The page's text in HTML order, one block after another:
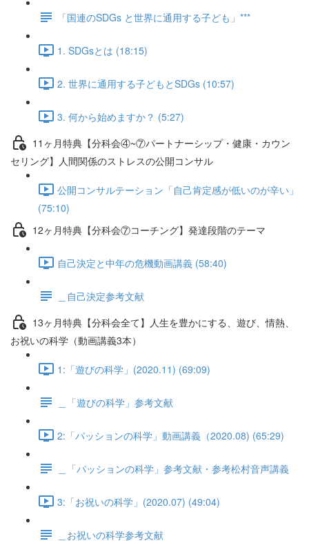
「国連のSDGs と世界に通用する子ども」***
1. SDGsとは (18:15)
2. 世界に通用する子どもとSDGs (10:57)
3. 何から始めますか？ (5:27)
11ヶ月特典【分科会④~⑦パートナーシップ・健康・カウン
セリング】人間関係のストレスの公開コンサル
公開コンサルテーション「自己肯定感が低いのが辛い」
(75:10)
12ヶ月特典【分科会⑦コーチング】発達段階のテーマ
自己決定と中年の危機動画講義 (58:40)
＿自己決定参考文献
13ヶ月特典【分科会全て】人生を豊かにする、遊び、情熱、
お祝いの科学（動画講義3本）
1:「遊びの科学」(2020.11) (69:09)
＿「遊びの科学」参考文献
2:「パッションの科学」動画講義（2020.08) (65:29)
＿「パッションの科学」参考文献・参考松村音声講義
3:「お祝いの科学」(2020.07) (49:04)
＿お祝いの科学参考文献